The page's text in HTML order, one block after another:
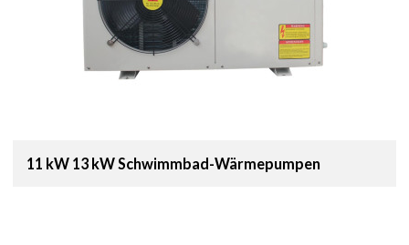
11 kW 13 kW Schwimmbad-Wärmepumpen